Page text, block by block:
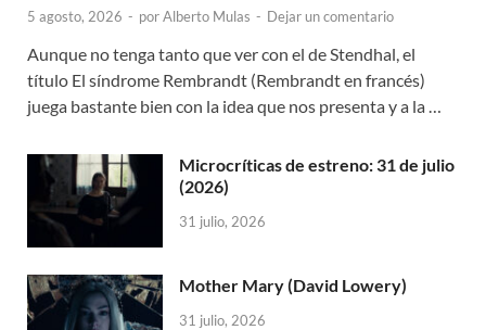
5 agosto, 2026 - porAlberto Mulas - Dejar un comentario
Aunque no tenga tanto que ver con el de Stendhal, el
título El síndrome Rembrandt (Rembrandt en francés)
juega bastante bien con la idea que nos presenta y a la …
Microcríticas de estreno: 31 de julio
(2026)
31 julio, 2026
Mother Mary (David Lowery)
31 julio, 2026